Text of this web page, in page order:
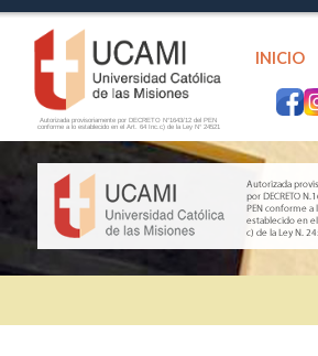
Autorizada provisoriamente por DECRETO N°1643/12 del PEN
conforme a lo establecido en el Art. 64 Inc.c) de la Ley N° 24521
INICIO